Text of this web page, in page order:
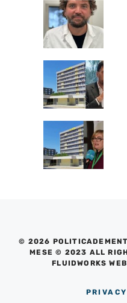
© 2026
MESE © 2023 ALL
FLUIDWORKS